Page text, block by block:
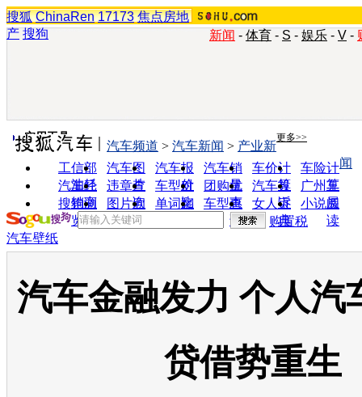
搜狐 ChinaRen 17173 焦点房地
产 搜狗 新闻 - 体育 - S - 娱乐 - V -
实用工具 更多>>
工信部
油耗
汽车图
片
汽车报
价
汽车销
量
车价计
算
车险计
算
汽车经
销商
违章查
询
车型对
比
团购优
惠
汽车投
诉
广州车
展
搜狗浏
览器
图片欣
赏
单词翻
车型查
询
女人宝
典
小说阅
读
汽车频道 > 汽车新闻 > 产业新
闻
购置税
汽车壁纸
汽车金融发力 个人汽
贷借势重生